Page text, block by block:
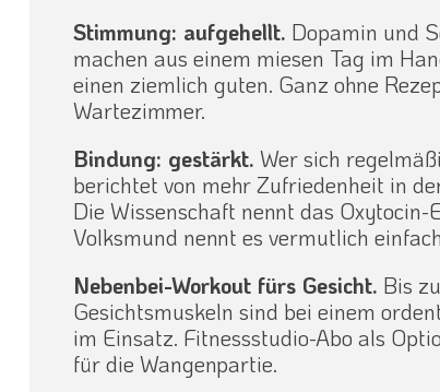
Stimmung: aufgehellt. Dopamin und
machen aus einem miesen Tag im
einen ziemlich guten. Ganz ohne
Wartezimmer.
Bindung: gestärkt. Wer sich
berichtet von mehr Zufriedenheit in
Die Wissenschaft nennt das Oxytocin-
Volksmund nennt es vermutlich
Nebenbei-Workout fürs Gesicht. Bis
Gesichtsmuskeln sind bei einem
im Einsatz. Fitnessstudio-Abo als
für die Wangenpartie.